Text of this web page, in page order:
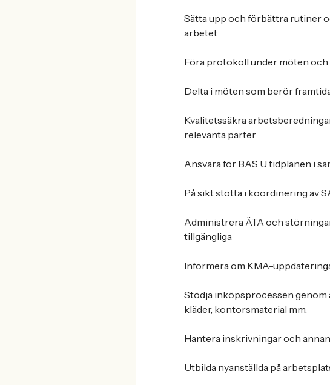
Sätta upp och förbättra rutiner
arbetet
Föra protokoll under möten
Delta i möten som berör
Kvalitetssäkra
relevanta parter
Ansvara för BAS U tidplanen i
På sikt stötta i koordinering av
Administrera ÄTA och
tillgängliga
Informera om KMA-
Stödja inköpsprocessen genom
kläder, kontorsmaterial mm.
Hantera inskrivningar och
Utbilda nyanställda på